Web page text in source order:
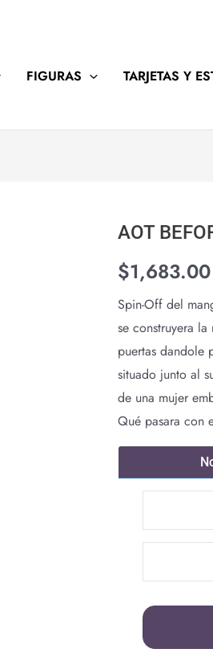
FIGURAS TARJETAS Y
AOT
$1,683.00
Spin-Off del
se construyera
puertas dandole
situado junto al
de una mujer
Qué pasara con